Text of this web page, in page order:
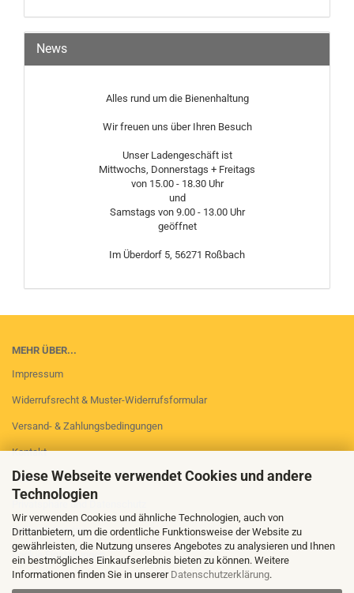
Diese Webseite verwendet Cookies und andere
Technologien
Wir verwenden Cookies und ähnliche Technologien, auch von
Drittanbietern, um die ordentliche Funktionsweise der Website zu
gewährleisten, die Nutzung unseres Angebotes zu analysieren und Ihnen
ein bestmögliches Einkaufserlebnis bieten zu können. Weitere
Informationen finden Sie in unserer Datenschutzerklärung.
News
Alles rund um die Bienenhaltung
Wir freuen uns über Ihren Besuch
Unser Ladengeschäft ist
Mittwochs, Donnerstags + Freitags
von 15.00 - 18.30 Uhr
und
Samstags von 9.00 - 13.00 Uhr
geöffnet
Im Überdorf 5, 56271 Roßbach
MEHR ÜBER...
Impressum
Widerrufsrecht & Muster-Widerrufsformular
Versand- & Zahlungsbedingungen
Kontakt
AGB
Privatsphäre und Datenschutz
Callback Service
Cookie Einstellungen